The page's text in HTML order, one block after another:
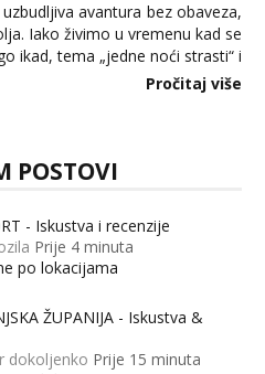
avantura bez obaveza,
Iako živimo u vremenu kad se
ikad, tema „jedne noći strasti“ i
Što zapravo misle žene, a što
Pročitaj više
POSTOVI
- Iskustva i recenzije
Prije 4 minuta
po lokacijama
ŽUPANIJA - Iskustva &
dokoljenko Prije 15 minuta